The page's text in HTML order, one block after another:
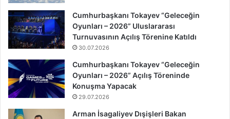
Cumhurbaşkanı Tokayev “Geleceğin
Oyunları – 2026” Uluslararası
Turnuvasının Açılış Törenine Katıldı
30.07.2026
Cumhurbaşkanı Tokayev “Geleceğin
Oyunları – 2026” Açılış Töreninde
Konuşma Yapacak
29.07.2026
Arman İsagaliyev Dışişleri Bakan